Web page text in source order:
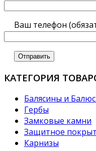
Ваш телефон
КАТЕГОРИЯ
Балясины и
Гербы
Замковые камни
Защитное
Карнизы